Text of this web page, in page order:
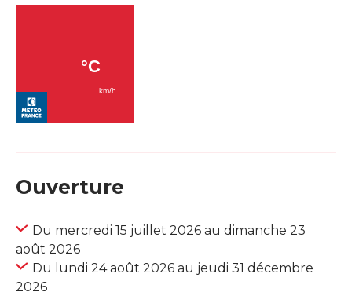
Ouverture
Du mercredi 15 juillet 2026 au dimanche 23
août 2026
Du lundi 24 août 2026 au jeudi 31 décembre
2026